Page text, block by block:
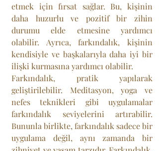
etmek için fırsat sağlar. Bu, kişinin
daha huzurlu ve pozitif bir zihin
durumu elde etmesine yardımcı
olabilir. Ayrıca, farkındalık, kişinin
kendisiyle ve başkalarıyla daha iyi bir
ilişki kurmasına yardımcı olabilir.
Farkındalık, pratik yapılarak
geliştirilebilir. Meditasyon, yoga ve
nefes teknikleri gibi uygulamalar
farkındalık seviyelerini artırabilir.
Bununla birlikte, farkındalık sadece bir
uygulama değil, aynı zamanda bir